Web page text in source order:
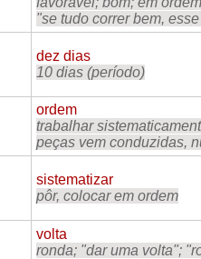
"se tudo correr bem,
dez dias
10 dias (período)
ordem
trabalhar
peças vem conduzidas,
sistematizar
pôr, colocar em ordem
volta
ronda; "dar uma volta";